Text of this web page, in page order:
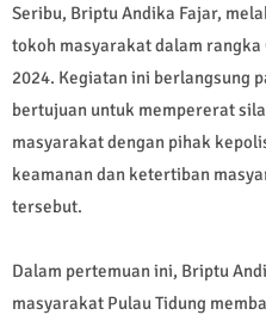
Seribu, Briptu Andika Fajar,
tokoh masyarakat dalam rangka
2024. Kegiatan ini berlangsung
bertujuan untuk mempererat
masyarakat dengan pihak
keamanan dan ketertiban
tersebut.
Dalam pertemuan ini, Briptu
masyarakat Pulau Tidung